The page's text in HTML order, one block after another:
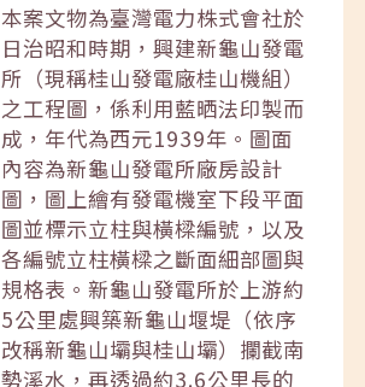
本案文物為臺灣電力株式會社於
日治昭和時期，興建新龜山發電
所（現稱桂山發電廠桂山機組）
之工程圖，係利用藍晒法印製而
成，年代為西元1939年。圖面
內容為新龜山發電所廠房設計
圖，圖上繪有發電機室下段平面
圖並標示立柱與橫樑編號，以及
各編號立柱橫樑之斷面細部圖與
規格表。新龜山發電所於上游約
5公里處興築新龜山堰堤（依序
改稱新龜山壩與桂山壩）攔截南
勢溪水，再透過約3.6公里長的